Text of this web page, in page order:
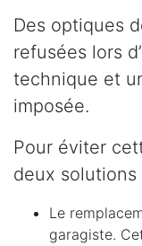
Des optiques
refusées lors
technique et
imposée.
Pour éviter
deux solutions
Le
garagiste.